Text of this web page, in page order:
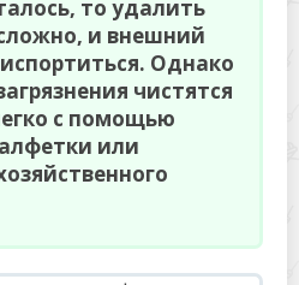
то удалить
и внешний
Однако
чистятся
с помощью
или